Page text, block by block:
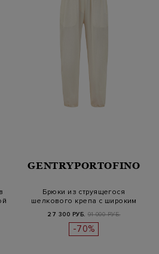
GENTRYPORTOFINO
Брюки из струящегося
шелкового крепа с широким
поясом
27 300 РУБ. 91 000 РУБ.
-70%